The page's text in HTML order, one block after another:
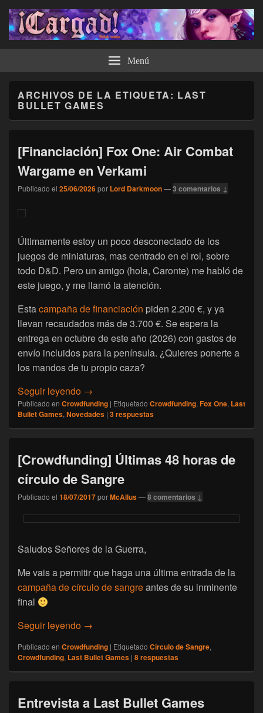
¡Cargad! Menú
ARCHIVOS DE LA ETIQUETA: LAST
BULLET GAMES
[Financiación] Fox One: Air Combat
Wargame en Verkami
Publicado el 25/06/2026por Lord Darkmoon—3 comentarios ↓
Últimamente estoy un poco desconectado de los
juegos de miniaturas, mas centrado en el rol, sobre
todo D&D. Pero un amigo (hola, Caronte) me habló de
este juego, y me llamó la atención.
Estacampaña de financiación piden 2.200 €, y ya
llevan recaudados más de 3.700 €. Se espera la
entrega en octubre de este año (2026) con gastos de
envío incluidos para la península. ¿Quieres ponerte a
los mandos de tu propio caza?
Seguir leyendo [Financiación] Fox One: Air Combat
→
Publicado en Crowdfunding | Etiquetado Crowdfunding, Fox One, Last
Bullet Games, Novedades | 3respuestas
[Crowdfunding] Últimas 48 horas de
círculo de Sangre
Publicado el 18/07/2017porMcAllus—8 comentarios ↓
Saludos Señores de la Guerra,
Me vais a permitir que haga una última entrada de la
campaña de círculo de sangreantes de su inminente
final
Seguir leyendo [Crowdfunding] Últimas 48 horas de
→
Publicado en Crowdfunding | Etiquetado Círculo de Sangre,
Crowdfunding, Last Bullet Games | 8respuestas
Entrevista a Last Bullet Games